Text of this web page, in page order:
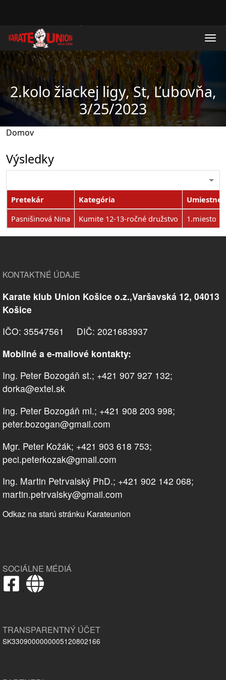
2.kolo žiackej ligy, St, Ľubovňa,
3/25/2023
Domov
Výsledky
Pretekár Kategória
Pasnišinová Nina
Kumite 12-13-ročné družstvo 1.miesto
KONTAKTNÉ ÚDAJE
Karate klub Union Košice o.z.,Varšavská 12, 04013
Košice
IČO: 35547561 DIČ: 2021683937
Mobilné a e-mailové kontakty:
Ing. Peter Bozogáň st.; +421 907 927 132;
dorka@extel.sk
Ing. Peter Bozogáň ml.; +421 908 203 998;
peter.bozogan@gmail.com
Mgr. Peter Kožák; +421 903 618 753;
peci.peterkozak@gmail.com
Ing. Martin Petrvalský PhD.; +421 902 142 068;
martin.petrvalsky@gmail.com
Odkaz na starú stránku Karateunion
SOCIÁLNE MÉDIÁ
,
TRANSPARENTNÝ ÚČET
SK3309000000005120802166